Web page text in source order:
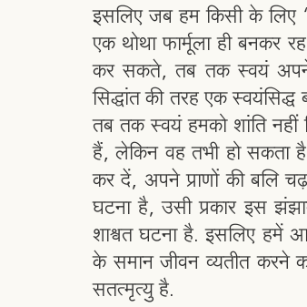
इसलिए जब हम किसी के लिए
एक थोथा फार्मूला ही बनकर
कर सकते, तब तक स्वयं अपने
सिद्धांत की तरह एक
तब तक स्वयं हमको शांति
हैं, लेकिन वह तभी हो सकता
कर दें, अपने प्राणों की बलि
घटना है, उसी प्रकार इस
शाश्वत घटना है. इसलिए हमें
के समान जीवन व्यतीत करने
सतत्मृत्यु है.